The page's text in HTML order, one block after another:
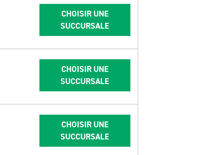
CHOISIR UNE
SUCCURSALE
CHOISIR UNE
SUCCURSALE
CHOISIR UNE
SUCCURSALE